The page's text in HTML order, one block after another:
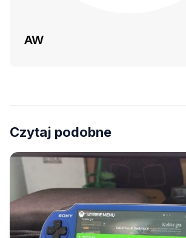
AW
Czytaj podobne